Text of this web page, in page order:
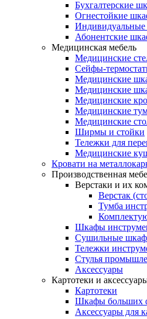
Бухгалтерские
Огнестойкие
Абонентские
Медицинская мебель
Медицинские
Сейфы-
Медицинские
Медицинские
Медицинские
Медицинские
Медицинские
Ширмы и стойки
Тележки для
Медицинские
Кровати на
Производственная
Верстаки и их
Верстак
Тумба
Шкафы
Сушильные
Тележки
Стулья
Аксессуары
Картотеки и
Картотеки
Шкафы больших
Аксессуары для